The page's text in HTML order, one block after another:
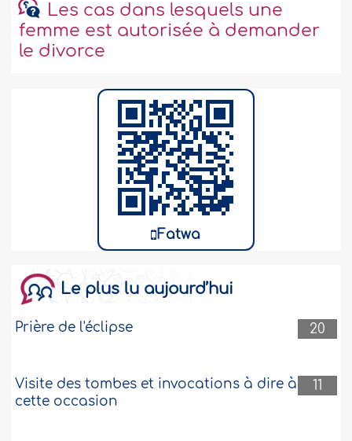
Les cas dans lesquels une
femme est autorisée à demander
le divorce
Fatwa
Le plus lu aujourd’hui
20
Prière de l'éclipse
11
Visite des tombes et invocations à dire à
cette occasion